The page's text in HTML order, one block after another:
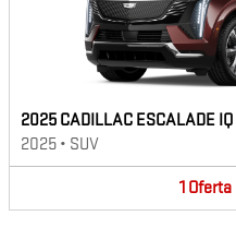
2025 CADILLAC ESCALADE IQ
2025 • SUV
1 Oferta